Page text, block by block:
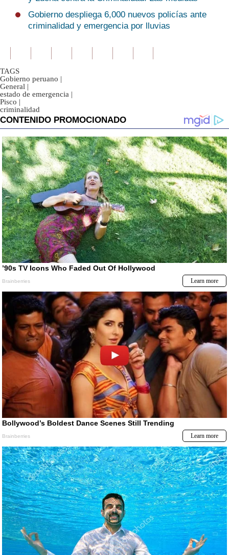
Gobierno despliega 6,000 nuevos policías ante
criminalidad y emergencia por lluvias
TAGS
Gobierno peruano |
General |
estado de emergencia |
Pisco |
criminalidad